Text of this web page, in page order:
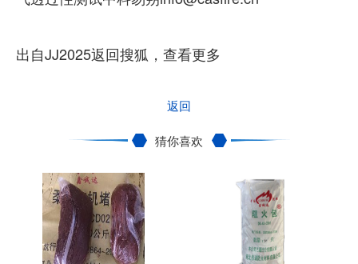
出自JJ2025返回搜狐，查看更多
返回
猜你喜欢